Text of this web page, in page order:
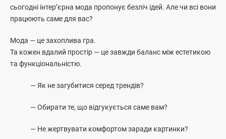
сьогодні інтер’єрна мода пропонує безліч ідей. Але чи всі вони
працюють саме для вас?
Мода — це захоплива гра.
Та кожен вдалий простір — це завжди баланс між естетикою
та функціональністю.
— Як не загубитися серед трендів?
— Обирати те, що відгукується саме вам?
— Не жертвувати комфортом заради картинки?